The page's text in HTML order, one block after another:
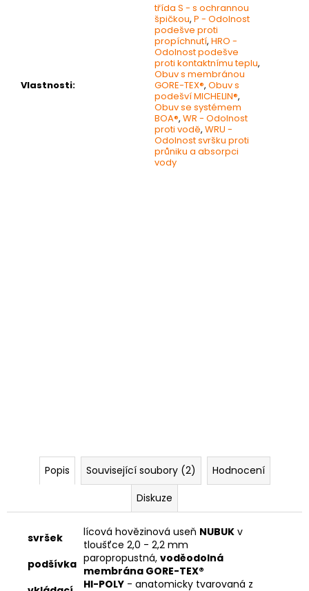
Vlastnosti:
třída S - s ochrannou
špičkou, P - Odolnost
podešve proti
propíchnutí, HRO -
Odolnost podešve
proti kontaktnímu teplu,
Obuv s membránou
GORE-TEX®, Obuv s
podešví MICHELIN®,
Obuv se systémem
BOA®, WR - Odolnost
proti vodě, WRU -
Odolnost svršku proti
průniku a absorpci
vody
Popis Související soubory (2)
Hodnocení
Diskuze
svršek lícová hovězinová useň NUBUK v
tloušťce 2,0 - 2,2 mm
podšívka paropropustná, voděodolná
membrána GORE-TEX®
HI-POLY - anatomicky tvarovaná z